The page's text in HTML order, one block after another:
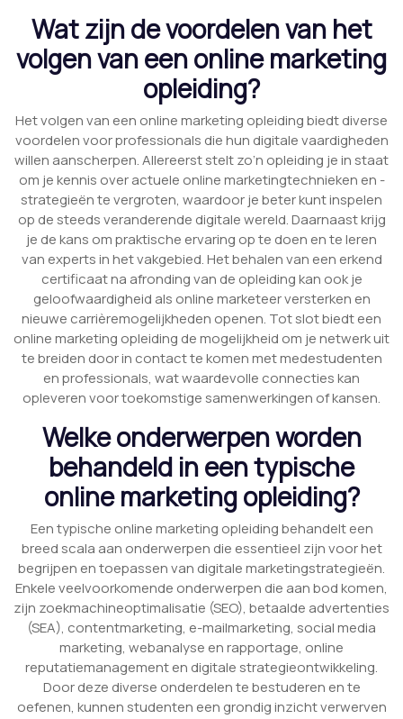
Wat zijn de voordelen van het
volgen van een online marketing
opleiding?
Het volgen van een online marketing opleiding biedt diverse
voordelen voor professionals die hun digitale vaardigheden
willen aanscherpen. Allereerst stelt zo’n opleiding je in staat
om je kennis over actuele online marketingtechnieken en -
strategieën te vergroten, waardoor je beter kunt inspelen
op de steeds veranderende digitale wereld. Daarnaast krijg
je de kans om praktische ervaring op te doen en te leren
van experts in het vakgebied. Het behalen van een erkend
certificaat na afronding van de opleiding kan ook je
geloofwaardigheid als online marketeer versterken en
nieuwe carrièremogelijkheden openen. Tot slot biedt een
online marketing opleiding de mogelijkheid om je netwerk uit
te breiden door in contact te komen met medestudenten
en professionals, wat waardevolle connecties kan
opleveren voor toekomstige samenwerkingen of kansen.
Welke onderwerpen worden
behandeld in een typische
online marketing opleiding?
Een typische online marketing opleiding behandelt een
breed scala aan onderwerpen die essentieel zijn voor het
begrijpen en toepassen van digitale marketingstrategieën.
Enkele veelvoorkomende onderwerpen die aan bod komen,
zijn zoekmachineoptimalisatie (SEO), betaalde advertenties
(SEA), contentmarketing, e-mailmarketing, social media
marketing, webanalyse en rapportage, online
reputatiemanagement en digitale strategieontwikkeling.
Door deze diverse onderdelen te bestuderen en te
oefenen, kunnen studenten een grondig inzicht verwerven